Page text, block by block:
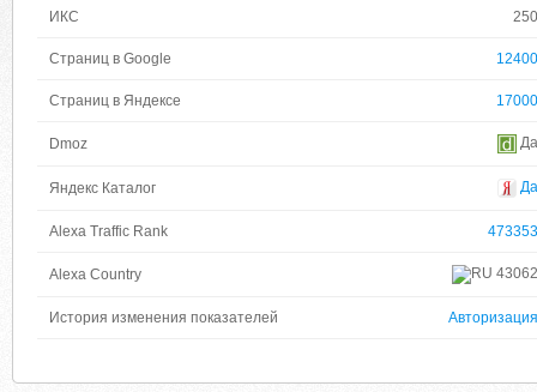
ИКС 250
Страниц в Google 12400
Страниц в Яндексе 17000
Dmoz Да
Яндекс Каталог Да
Alexa Traffic Rank 473353
Alexa Country 43062
История изменения показателей Авторизация